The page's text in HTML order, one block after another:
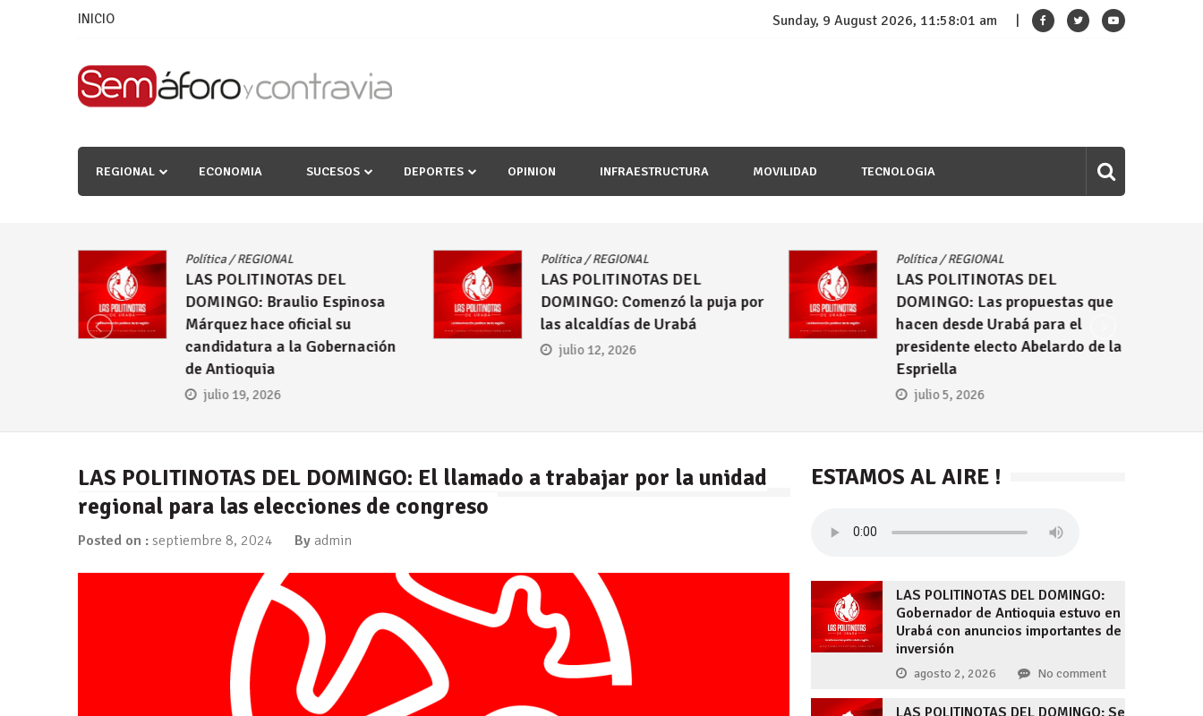
INICIO Sunday, 9 August 2026, 11:58:03 am
REGIONAL ECONOMIA SUCESOS DEPORTES OPINION INFRAESTRUCTURA MOVILIDAD TECNOLOGIA
Política/REGIONAL
LAS POLITINOTAS DEL
DOMINGO: Braulio Espinosa
Márquez hace oficial su
candidatura a la Gobernación
de Antioquia
julio 19, 2026
Política/REGIONAL
LAS POLITINOTAS DEL
DOMINGO: Comenzó la puja por
las alcaldías de Urabá
julio 12, 2026
Política/REGIONAL
LAS POLITINOTAS DEL
DOMINGO: Las propuestas que
hacen desde Urabá para el
presidente electo Abelardo de la
Espriella
julio 5, 2026
LAS POLITINOTAS DEL DOMINGO: El llamado a trabajar por la unidad
regional para las elecciones de congreso
Posted on : septiembre 8, 2024 By admin
ESTAMOS AL AIRE !
LAS POLITINOTAS DEL DOMINGO:
Gobernador de Antioquia estuvo en
Urabá con anuncios importantes de
inversión
agosto 2, 2026 No comment
LAS POLITINOTAS DEL DOMINGO: Se